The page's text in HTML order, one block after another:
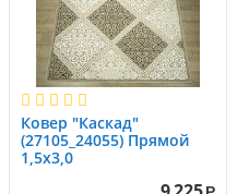
Ковер "Каскад"
(27105_24055) Прямой
1,5х3,0